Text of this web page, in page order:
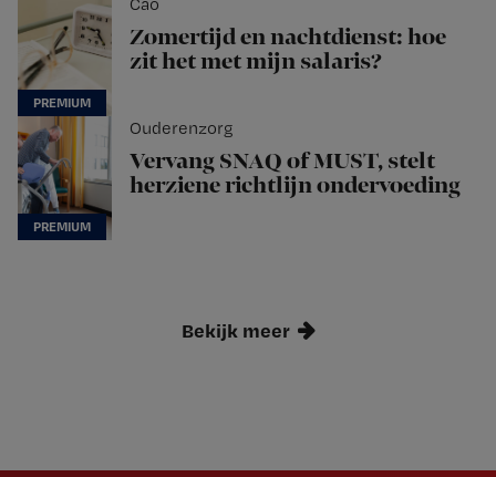
Zomertijd en nachtdienst: hoe
zit het met mijn salaris?
Ouderenzorg
Vervang SNAQ of MUST, stelt
herziene richtlijn ondervoeding
Bekijk meer